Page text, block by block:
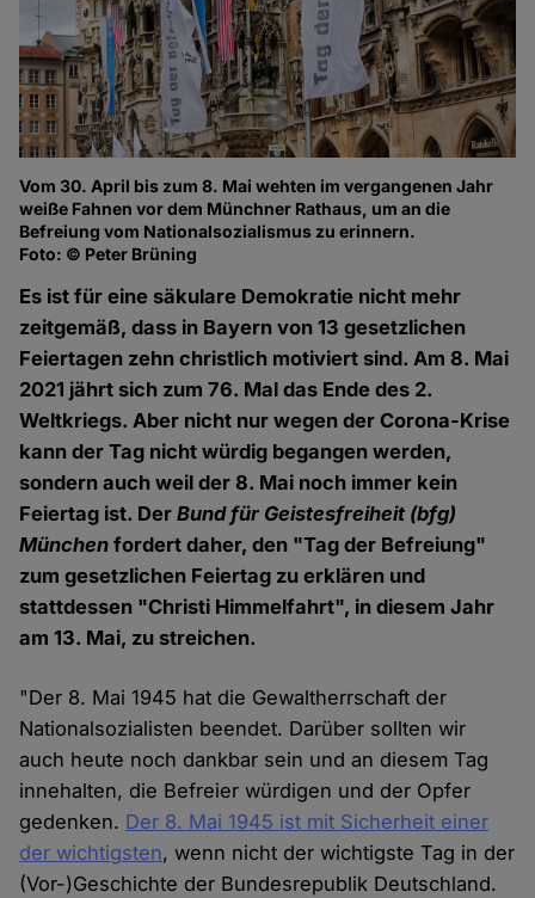
Vom 30. April bis zum 8. Mai wehten im vergangenen Jahr
weiße Fahnen vor dem Münchner Rathaus, um an die
Befreiung vom Nationalsozialismus zu erinnern.
Foto: © Peter Brüning
Es ist für eine säkulare Demokratie nicht mehr
zeitgemäß, dass in Bayern von 13 gesetzlichen
Feiertagen zehn christlich motiviert sind. Am 8. Mai
2021 jährt sich zum 76. Mal das Ende des 2.
Weltkriegs. Aber nicht nur wegen der Corona-Krise
kann der Tag nicht würdig begangen werden,
sondern auch weil der 8. Mai noch immer kein
Feiertag ist. DerBund für Geistesfreiheit (bfg)
München fordert daher, den "Tag der Befreiung"
zum gesetzlichen Feiertag zu erklären und
stattdessen "Christi Himmelfahrt", in diesem Jahr
am 13. Mai, zu streichen.
"Der 8. Mai 1945 hat die Gewaltherrschaft der
Nationalsozialisten beendet. Darüber sollten wir
auch heute noch dankbar sein und an diesem Tag
innehalten, die Befreier würdigen und der Opfer
gedenken. Der 8. Mai 1945 ist mit Sicherheit einer
der wichtigsten, wenn nicht der wichtigste Tag in der
(Vor-)Geschichte der Bundesrepublik Deutschland.